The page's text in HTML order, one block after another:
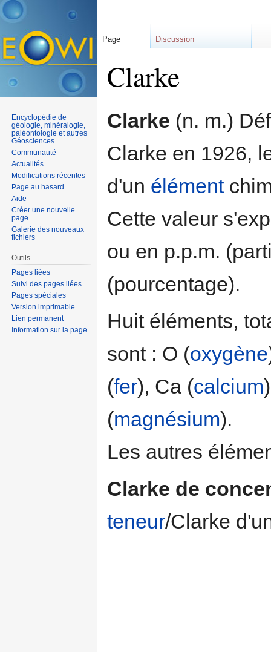
Clarke
Clarke (n. m.)
Clarke en 1926,
d'un élément
Cette valeur
ou en p.p.m.
(pourcentage).
Huit éléments,
sont : O (oxygène
(fer), Ca (calcium
(magnésium).
Les autres
Clarke de
teneur/Clarke
Page Discussion
Encyclopédie de
géologie, minéralogie,
paléontologie et autres
Géosciences
Communauté
Actualités
Modifications récentes
Page au hasard
Aide
Créer une nouvelle
page
Galerie des nouveaux
fichiers
Outils
Pages liées
Suivi des pages liées
Pages spéciales
Version imprimable
Lien permanent
Information sur la page